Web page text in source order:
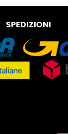
SPEDIZIONI